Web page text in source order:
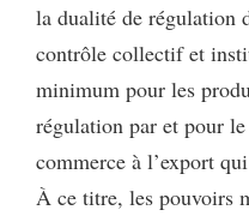
la dualité de régulation
contrôle collectif et
minimum pour les
régulation par et pour
commerce à l’export
À ce titre, les pouvoirs